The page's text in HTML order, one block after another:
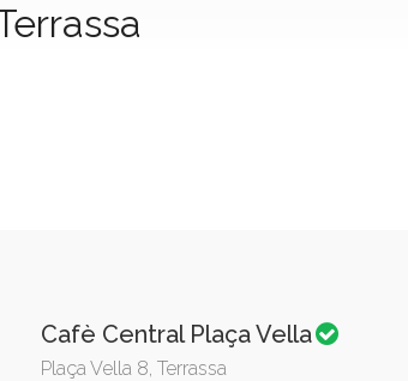
Cafè Central Plaça Vella
Plaça Vella 8, Terrassa